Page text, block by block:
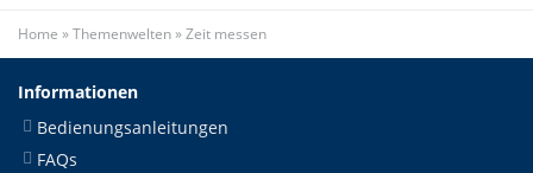
Home »Themenwelten»Zeit messen
Informationen
Bedienungsanleitungen
FAQs